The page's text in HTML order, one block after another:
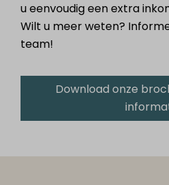
u eenvoudig een extra
Wilt u meer weten?
team!
Download onze